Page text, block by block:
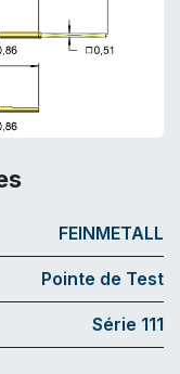
FEINMETALL
Pointe de Test
Série 111